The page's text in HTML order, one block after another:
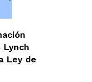
Lynch
Ley de